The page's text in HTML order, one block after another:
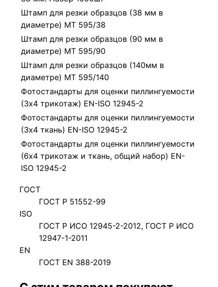
Штамп для резки образцов (38 мм в
диаметре) МТ 595/38
Штамп для резки образцов (90 мм в
диаметре) МТ 595/90
Штамп для резки образцов (140мм в
диаметре) МТ 595/140
Фотостандарты для оценки пиллингуемости
(3х4 трикотаж) EN-ISO 12945-2
Фотостандарты для оценки пиллингуемости
(3х4 ткань) EN-ISO 12945-2
Фотостандарты для оценки пиллингуемости
(6х4 трикотаж и ткань, общий набор) EN-
ISO 12945-2
ГОСТ
ГОСТ Р 51552-99
ISO
ГОСТ Р ИСО 12945-2-2012, ГОСТ Р ИСО
12947-1-2011
EN
ГОСТ EN 388-2019